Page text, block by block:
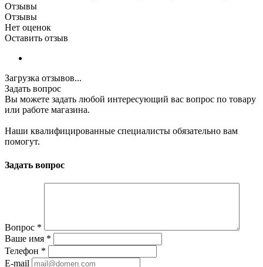
Отзывы
Отзывы
Нет оценок
Оставить отзыв
Загрузка отзывов...
Задать вопрос
Вы можете задать любой интересующий вас вопрос по товару
или работе магазина.
Наши квалифицированные специалисты обязательно вам
помогут.
Задать вопрос
Вопрос *
Ваше имя *
Телефон *
E-mail